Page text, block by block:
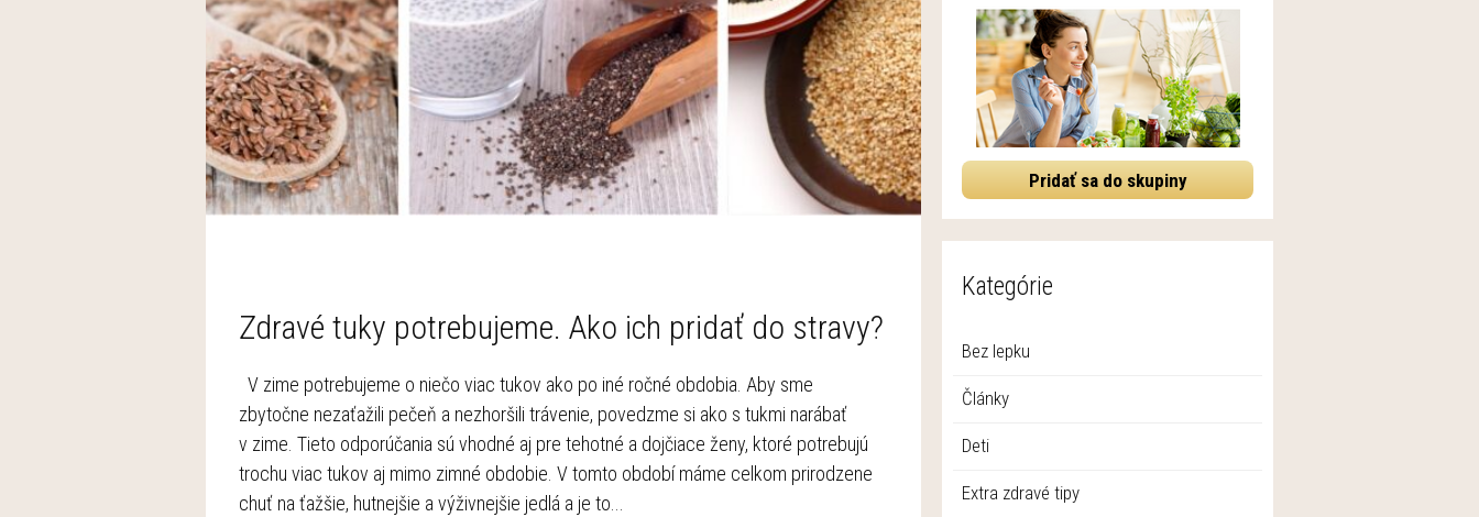
Zdravé tuky potrebujeme. Ako ich pridať do stravy?
V zime potrebujeme o niečo viac tukov ako po iné ročné obdobia. Aby sme
zbytočne nezaťažili pečeň a nezhoršili trávenie, povedzme si ako s tukmi narábať
v zime. Tieto odporúčania sú vhodné aj pre tehotné a dojčiace ženy, ktoré potrebujú
trochu viac tukov aj mimo zimné obdobie. V tomto období máme celkom prirodzene
chuť na ťažšie, hutnejšie a výživnejšie jedlá a je to...
Pridať sa do skupiny
Kategórie
Bez lepku
Články
Deti
Extra zdravé tipy